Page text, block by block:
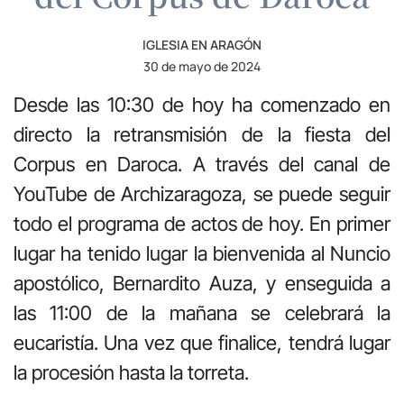
IGLESIA EN ARAGÓN
30 de mayo de 2024
Desde las 10:30 de hoy ha comenzado en
directo la retransmisión de la fiesta del
Corpus en Daroca. A través del canal de
YouTube de Archizaragoza, se puede seguir
todo el programa de actos de hoy. En primer
lugar ha tenido lugar la bienvenida al Nuncio
apostólico, Bernardito Auza, y enseguida a
las 11:00 de la mañana se celebrará la
eucaristía. Una vez que finalice, tendrá lugar
la procesión hasta la torreta.